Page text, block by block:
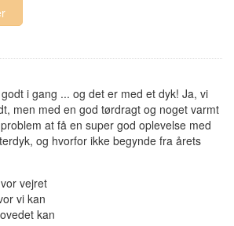
i gang ... og det er med et dyk! Ja, vi
men med en god tørdragt og noget varmt
at få en super god oplevelse med
og hvorfor ikke begynde fra årets
vejret
vi kan
kan